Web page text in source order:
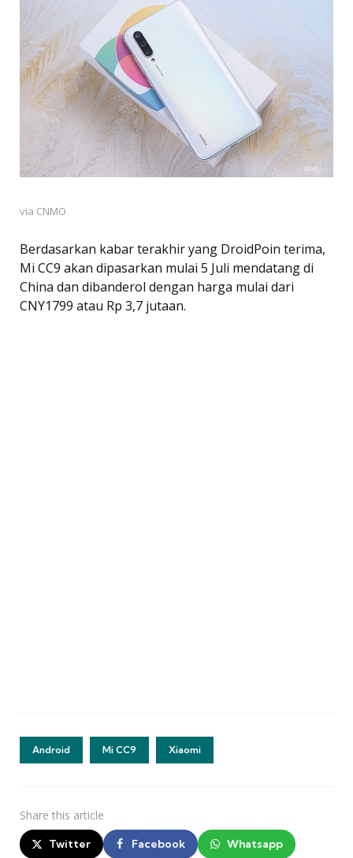
via CNMO
Berdasarkan kabar terakhir yang DroidPoin terima,
Mi CC9 akan dipasarkan mulai 5 Juli mendatang di
China dan dibanderol dengan harga mulai dari
CNY1799 atau Rp 3,7 jutaan.
Android Mi CC9 Xiaomi
Share this article
Twitter Facebook Whatsapp